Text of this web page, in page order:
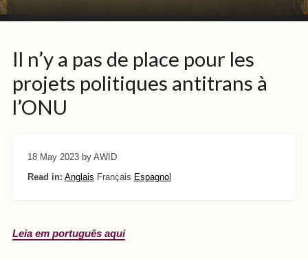
Il n’y a pas de place pour les
projets politiques antitrans à
l’ONU
18 May 2023 by AWID
Read in: Anglais Français Espagnol
Leia em português aqui